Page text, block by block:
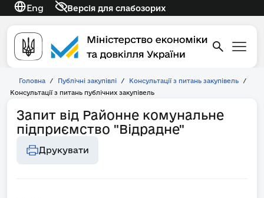
Eng Версія для слабозорих
Головна / Публічні закупівлі / Консультації з питань закупівель
/
Консультації з питань публічних закупівель
Запит від Районне комунальне
підприємство "Відрадне"
Друкувати